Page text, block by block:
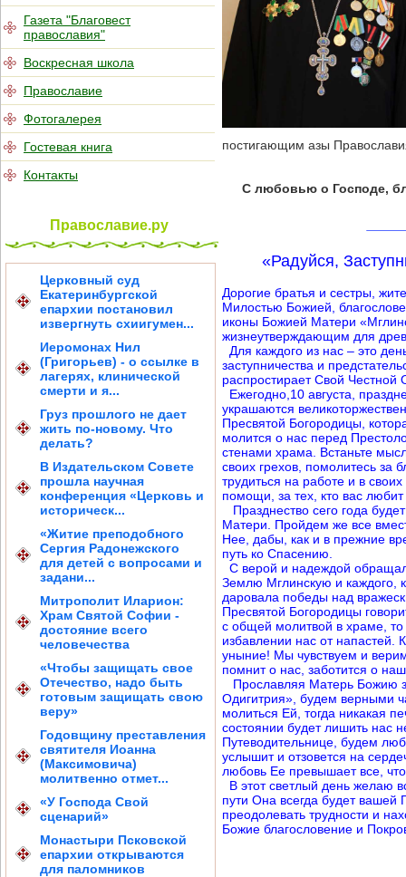
Газета "Благовест
православия"
Воскресная школа
Православие
Фотогалерея
Гостевая книга
Контакты
Православие.ру
Церковный суд
Екатеринбургской
епархии постановил
извергнуть схиигумен...
Иеромонах Нил
(Григорьев) - о ссылке в
лагерях, клинической
смерти и я...
Груз прошлого не дает
жить по-новому. Что
делать?
В Издательском Совете
прошла научная
конференция «Церковь и
историческ...
«Житие преподобного
Сергия Радонежского
для детей с вопросами и
задани...
Митрополит Иларион:
Храм Святой Софии -
достояние всего
человечества
«Чтобы защищать свое
Отечество, надо быть
готовым защищать свою
веру»
Годовщину преставления
святителя Иоанна
(Максимовича)
молитвенно отмет...
«У Господа Свой
сценарий»
Монастыри Псковской
епархии открываются
для паломников
постигающим азы
С любовью о Господе,
«Радуйся,
Дорогие братья и сестры,
Милостью Божией,
иконы Божией Матери
жизнеутверждающим для
Для каждого из нас – это
заступничества и
распростирает Свой
Ежегодно,10 августа,
украшаются
Пресвятой Богородицы,
молится о нас перед
стенами храма. Встаньте
своих грехов, помолитесь за
трудиться на работе и в
помощи, за тех, кто вас
Празднество сего года
Матери. Пройдем же все
Нее, дабы, как и в прежние
путь ко Спасению.
С верой и надеждой
Землю Мглинскую и каждого,
даровала победы над
Пресвятой Богородицы
с общей молитвой в храме,
избавлении нас от напастей.
уныние! Мы чувствуем и
помнит о нас, заботится о
Прославляя Матерь Божию
Одигитрия», будем верными
молиться Ей, тогда никакая
состоянии будет лишить нас
Путеводительнице, будем
услышит и отзовется на
любовь Ее превышает все,
В этот светлый день желаю
пути Она всегда будет вашей
преодолевать трудности и
Божие благословение и